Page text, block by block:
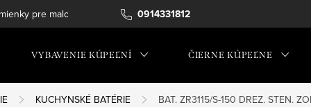
0914331812
pre maloobchod
VYBAVENIE KÚPEĽNÍ ČIERNE KÚPEĽNE
KUCHYNSKÉ BATÉRIE BAT. ZR3115/S-150 DREZ. STEN.